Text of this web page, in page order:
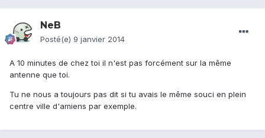
NeB
Posté(e) 9 janvier 2014
A 10 minutes de chez toi il n'est pas forcément sur la même
antenne que toi.
Tu ne nous a toujours pas dit si tu avais le même souci en plein
centre ville d'amiens par exemple.